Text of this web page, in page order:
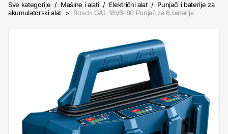
Sve kategorije / Mašine i alati / Električni alat / Punjači i baterije za
akumulatorski alat > Bosch GAL 18V6-80 Punjač za 6 baterija